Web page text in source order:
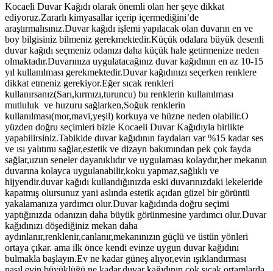
Kocaeli Duvar Kağıdı olarak önemli olan her şeye dikkat
ediyoruz.Zararlı kimyasallar içerip içermediğini’de
araştırmalısınız.Duvar kağıdı işlemi yapılacak olan duvarın en ve
boy bilgisiniz bilmeniz gerekmektedir.Küçük odalara büyük desenli
duvar kağıdı seçmeniz odanızı daha küçük hale getirmenize neden
olmaktadır.Duvarınıza uygulatacağınız duvar kağıdının en az 10-15
yıl kullanılması gerekmektedir.Duvar kağıdınızı seçerken renklere
dikkat etmeniz gerekiyor.Eğer sıcak renkleri
kullanırsanız(Sarı,kırmızı,turuncu) bu renklerin kullanılması
mutluluk ve huzuru sağlarken,Soğuk renklerin
kullanılması(mor,mavi,yeşil) korkuya ve hüzne neden olabilir.O
yüzden doğru seçimleri bizle Kocaeli Duvar Kağıdıyla birlikte
yapabilirsiniz.Tabikide duvar kağıdının faydaları var %15 kadar ses
ve ısı yalıtımı sağlar,estetik ve dizayn bakımından pek çok fayda
sağlar,uzun seneler dayanıklıdır ve uygulaması kolaydır,her mekanın
duvarına kolayca uygulanabilir,koku yapmaz,sağlıklı ve
hijyendir.duvar kağıdı kullandığınızda eski duvarınızdaki lekeleride
kapatmış olursunuz yani aslında estetik açıdan güzel bir görüntü
yakalamanıza yardımcı olur.Duvar kağıdında doğru seçimi
yaptığınızda odanızın daha büyük görünmesine yardımcı olur.Duvar
kağıdınızı döşediğiniz mekan daha
aydınlanır,renklenir,canlanır,mekanınızın güçlü ve üstün yönleri
ortaya çıkar. ama ilk önce kendi evinze uygun duvar kağıdını
bulmakla başlayın.Ev ne kadar güneş alıyor,evin ışıklandırması